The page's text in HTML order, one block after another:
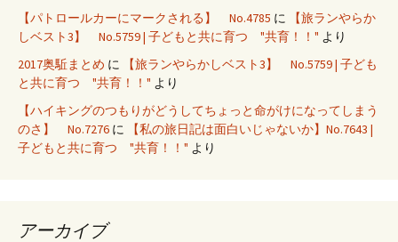
【パトロールカーにマークされる】 No.4785 に
【旅ランやらか
しベスト3】 No.5759 | 子どもと共に育つ "共育！！" より
2017奥駈まとめ に
【旅ランやらかしベスト3】 No.5759 | 子ども
と共に育つ "共育！！" より
【ハイキングのつもりがどうしてちょっと命がけになってしまう
のさ】 No.7276 に
【私の旅日記は面白いじゃないか】No.7643 |
子どもと共に育つ "共育！！" より
アーカイブ